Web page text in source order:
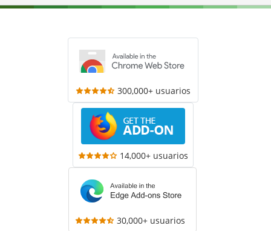
300,000+ usuarios
14,000+ usuarios
30,000+ usuarios